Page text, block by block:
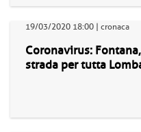
19/03/2020 18:00 | cronaca
Coronavirus:
strada per tutta